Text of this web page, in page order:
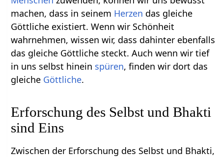
machen, dass in seinem Herzen das gleiche
Göttliche existiert. Wenn wir Schönheit
wahrnehmen, wissen wir, dass dahinter ebenfalls
das gleiche Göttliche steckt. Auch wenn wir tief
in uns selbst hinein spüren, finden wir dort das
gleiche Göttliche.
Erforschung des Selbst und Bhakti
sind Eins
Zwischen der Erforschung des Selbst und Bhakti,